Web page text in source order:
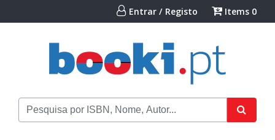
Entrar / Registo Items 0